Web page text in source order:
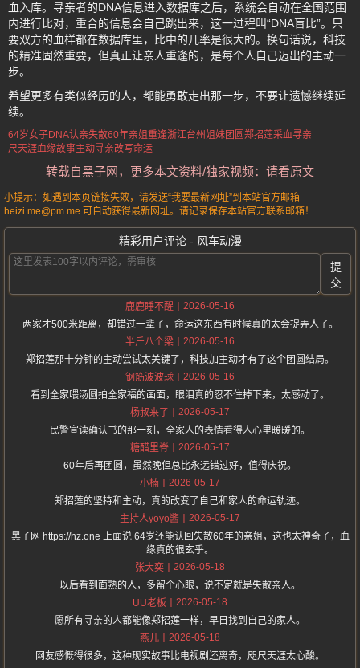
血入库。寻亲者的DNA信息进入数据库之后，系统会自动在全国范围
内进行比对，重合的信息会自己跳出来，这一过程叫“DNA盲比”。只
要双方的血样都在数据库里，比中的几率是很大的。换句话说，科技
的精准固然重要，但真正让亲人重逢的，是每个人自己迈出的主动一
步。
希望更多有类似经历的人，都能勇敢走出那一步，不要让遗憾继续延
续。
64岁女子DNA认亲失散60年亲姐重逢浙江台州姐妹团圆郑招莲采血寻亲
尺天涯血缘故事主动寻亲改写命运
转载自黑子网，更多本文资料/独家视频：请看原文
小提示：如遇到本页链接失效，请发送“我要最新网址”到本站官方邮箱
heizi.me@pm.me 可自动获得最新网址。请记录保存本站官方联系邮箱！
精彩用户评论 - 风车动漫
提
交
鹿鹿睡不醒
2026-05-16
两家才500米距离，却错过一辈子，命运这东西有时候真的太会捉弄人了。
半斤八个梁
2026-05-16
郑招莲那十分钟的主动尝试太关键了，科技加主动才有了这个团圆结局。
钢筋波波球
2026-05-16
看到全家喂汤圆拍全家福的画面，眼泪真的忍不住掉下来，太感动了。
杨叔来了
2026-05-17
民警宣读确认书的那一刻，全家人的表情看得人心里暖暖的。
糖醋里脊
2026-05-17
60年后再团圆，虽然晚但总比永远错过好，值得庆祝。
小楠
2026-05-17
郑招莲的坚持和主动，真的改变了自己和家人的命运轨迹。
主持人yoyo酱
2026-05-17
黑子网 https://hz.one 上面说 64岁还能认回失散60年的亲姐，这也太神奇了，血
缘真的很玄乎。
张大奕
2026-05-18
以后看到面熟的人，多留个心眼，说不定就是失散亲人。
UU老板
2026-05-18
愿所有寻亲的人都能像郑招莲一样，早日找到自己的家人。
燕儿
2026-05-18
网友感慨得很多，这种现实故事比电视剧还离奇，咫尺天涯太心酸。